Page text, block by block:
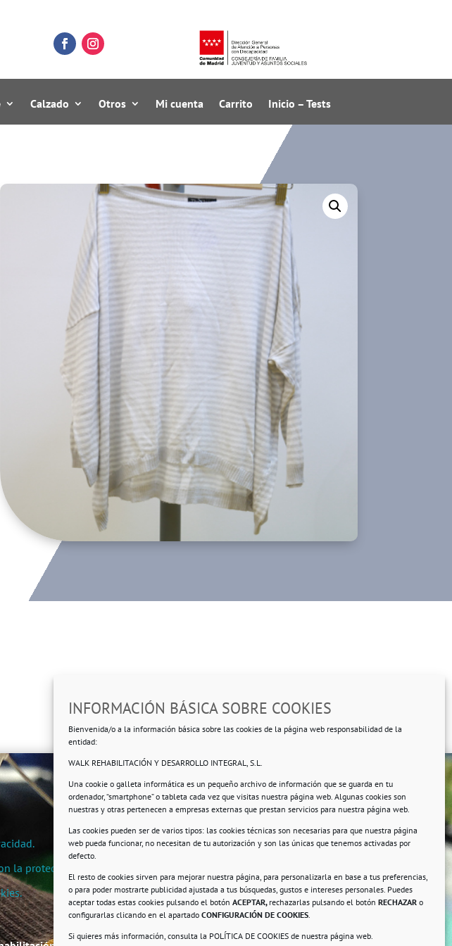
INFORMACIÓN BÁSICA SOBRE COOKIES
Bienvenida/o a la información básica sobre las cookies de la página web responsabilidad de la
entidad:
WALK REHABILITACIÓN Y DESARROLLO INTEGRAL, S.L.
Una cookie o galleta informática es un pequeño archivo de información que se guarda en tu
ordenador, “smartphone” o tableta cada vez que visitas nuestra página web. Algunas cookies son
nuestras y otras pertenecen a empresas externas que prestan servicios para nuestra página web.
Las cookies pueden ser de varios tipos: las cookies técnicas son necesarias para que nuestra página
web pueda funcionar, no necesitan de tu autorización y son las únicas que tenemos activadas por
defecto.
El resto de cookies sirven para mejorar nuestra página, para personalizarla en base a tus preferencias,
o para poder mostrarte publicidad ajustada a tus búsquedas, gustos e intereses personales. Puedes
aceptar todas estas cookies pulsando el botón ACEPTAR, rechazarlas pulsando el botón RECHAZAR o
configurarlas clicando en el apartado CONFIGURACIÓN DE COOKIES.
Si quieres más información, consulta la POLÍTICA DE COOKIES de nuestra página web.
Calzado Otros Mi cuenta Carrito Inicio – Tests
la protección de datos personales.